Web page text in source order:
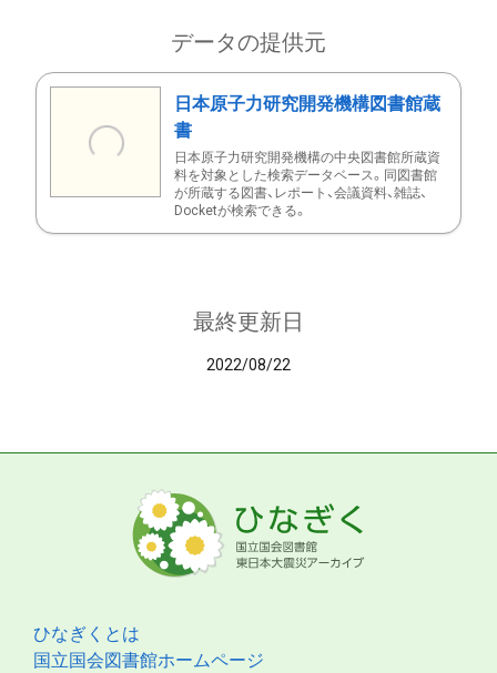
データの提供元
日本原子力研究開発機構図書館蔵
書
日本原子力研究開発機構の中央図書館所蔵資
料を対象とした検索データベース。同図書館
が所蔵する図書、レポート、会議資料、雑誌、
Docketが検索できる。
最終更新日
2022/08/22
ひなぎくとは
国立国会図書館ホームページ